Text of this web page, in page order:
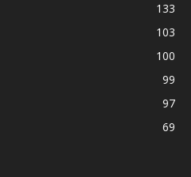
133
103
100
99
97
69